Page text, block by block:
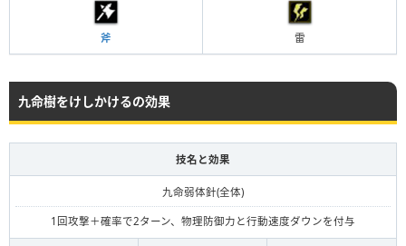
斧 雷
九命樹をけしかけるの効果
技名と効果
九命弱体針(全体)
1回攻撃＋確率で2ターン、物理防御力と行動速度ダウンを付与